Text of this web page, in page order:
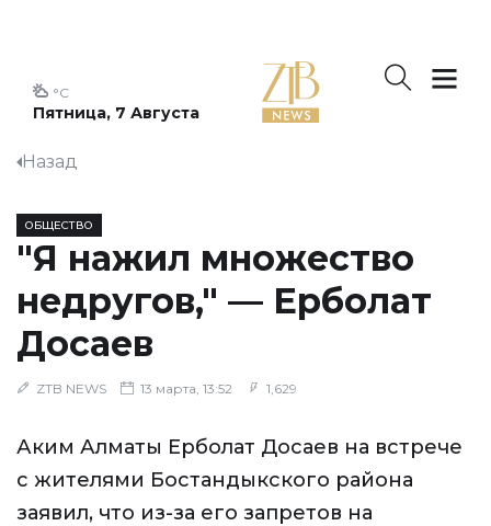
Пятница, 7 Августа
°C
Назад
ОБЩЕСТВО
"Я нажил множество
недругов," — Ерболат
Досаев
ZTB NEWS 13 марта, 13:52 1,629
Аким Алматы Ерболат Досаев на встрече
с жителями Бостандыкского района
заявил, что из-за его запретов на